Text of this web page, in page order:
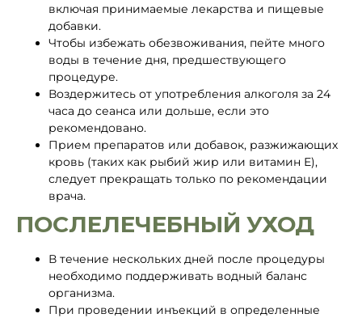
включая принимаемые лекарства и пищевые
добавки.
Чтобы избежать обезвоживания, пейте много
воды в течение дня, предшествующего
процедуре.
Воздержитесь от употребления алкоголя за 24
часа до сеанса или дольше, если это
рекомендовано.
Прием препаратов или добавок, разжижающих
кровь (таких как рыбий жир или витамин Е),
следует прекращать только по рекомендации
врача.
ПОСЛЕЛЕЧЕБНЫЙ УХОД
В течение нескольких дней после процедуры
необходимо поддерживать водный баланс
организма.
При проведении инъекций в определенные